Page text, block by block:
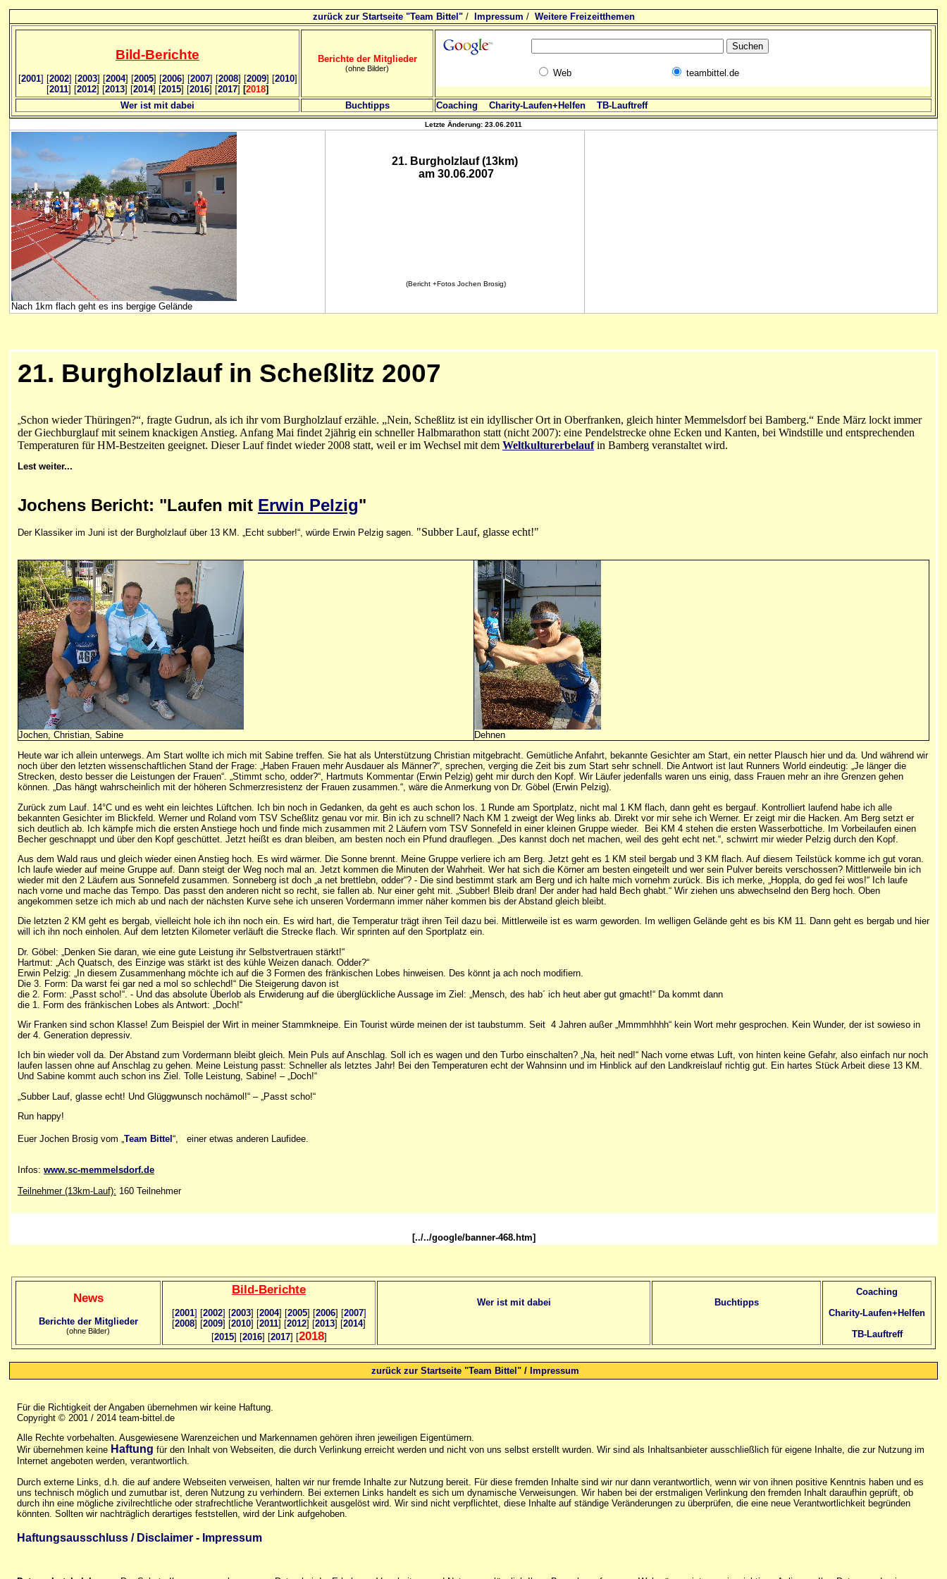
zurück zur Startseite "Team Bittel"/ Impressum / Weitere Freizeitthemen
Bild-Berichte
[2001] [2002] [2003] [2004] [2005] [2006] [2007] [2008] [2009] [2010]
[2011] [2012] [2013] [2014] [2015] [2016] [2017] [2018]
Berichte der Mitglieder
(ohne Bilder) Web teambittel.de
Wer ist mit dabei Buchtipps Coaching Charity-Laufen+Helfen TB-Lauftreff
Letzte Änderung: 23.06.2011
Nach 1km flach geht es ins bergige Gelände
21. Burgholzlauf (13km)
am 30.06.2007
(Bericht +Fotos Jochen Brosig)
21. Burgholzlauf in Scheßlitz 2007
Schon wieder Thüringen?“, fragte Gudrun, als ich ihr vom Burgholzlauf erzähle. „Nein, Scheßlitz ist ein idyllischer Ort in Oberfranken, gleich hinter Memmelsdorf bei Bamberg.“ Ende März lockt immer
der Giechburglauf mit seinem knackigen Anstieg. Anfang Mai findet 2jährig ein schneller Halbmarathon statt (nicht 2007): eine Pendelstrecke ohne Ecken und Kanten, bei Windstille und entsprechenden
Temperaturen für HM-Bestzeiten geeignet. Dieser Lauf findet wieder 2008 statt, weil er im Wechsel mit dem Weltkulturerbelaufin Bamberg veranstaltet wird.
Lest weiter...
Jochens Bericht: "Laufen mit Erwin Pelzig"
Der Klassiker im Juni ist der Burgholzlauf über 13 KM. „Echt subber!“, würde Erwin Pelzig sagen. "Subber Lauf, glasse echt!"
Jochen, Christian, Sabine
Dehnen
Heute war ich allein unterwegs. Am Start wollte ich mich mit Sabine treffen. Sie hat als Unterstützung Christian mitgebracht. Gemütliche Anfahrt, bekannte Gesichter am Start, ein netter Plausch hier und da. Und während wir
noch über den letzten wissenschaftlichen Stand der Frage: „Haben Frauen mehr Ausdauer als Männer?“, sprechen, verging die Zeit bis zum Start sehr schnell. Die Antwort ist laut Runners World eindeutig: „Je länger die
Strecken, desto besser die Leistungen der Frauen“. „Stimmt scho, odder?“, Hartmuts Kommentar (Erwin Pelzig) geht mir durch den Kopf. Wir Läufer jedenfalls waren uns einig, dass Frauen mehr an ihre Grenzen gehen
können. „Das hängt wahrscheinlich mit der höheren Schmerzresistenz der Frauen zusammen.“, wäre die Anmerkung von Dr. Göbel (Erwin Pelzig).
Zurück zum Lauf. 14°C und es weht ein leichtes Lüftchen. Ich bin noch in Gedanken, da geht es auch schon los. 1 Runde am Sportplatz, nicht mal 1 KM flach, dann geht es bergauf. Kontrolliert laufend habe ich alle
bekannten Gesichter im Blickfeld. Werner und Roland vom TSV Scheßlitz genau vor mir. Bin ich zu schnell? Nach KM 1 zweigt der Weg links ab. Direkt vor mir sehe ich Werner. Er zeigt mir die Hacken. Am Berg setzt er
sich deutlich ab. Ich kämpfe mich die ersten Anstiege hoch und finde mich zusammen mit 2 Läufern vom TSV Sonnefeld in einer kleinen Gruppe wieder. Bei KM 4 stehen die ersten Wasserbottiche. Im Vorbeilaufen einen
Becher geschnappt und über den Kopf geschüttet. Jetzt heißt es dran bleiben, am besten noch ein Pfund drauflegen. „Des kannst doch net machen, weil des geht echt net.“, schwirrt mir wieder Pelzig durch den Kopf.
Aus dem Wald raus und gleich wieder einen Anstieg hoch. Es wird wärmer. Die Sonne brennt. Meine Gruppe verliere ich am Berg. Jetzt geht es 1 KM steil bergab und 3 KM flach. Auf diesem Teilstück komme ich gut voran.
Ich laufe wieder auf meine Gruppe auf. Dann steigt der Weg noch mal an. Jetzt kommen die Minuten der Wahrheit. Wer hat sich die Körner am besten eingeteilt und wer sein Pulver bereits verschossen? Mittlerweile bin ich
wieder mit den 2 Läufern aus Sonnefeld zusammen. Sonneberg ist doch „a net brettlebn, odder“? - Die sind bestimmt stark am Berg und ich halte mich vornehm zurück. Bis ich merke, „Hoppla, do ged fei wos!“ Ich laufe
nach vorne und mache das Tempo. Das passt den anderen nicht so recht, sie fallen ab. Nur einer geht mit. „Subber! Bleib dran! Der ander had hald Bech ghabt.“ Wir ziehen uns abwechselnd den Berg hoch. Oben
angekommen setze ich mich ab und nach der nächsten Kurve sehe ich unseren Vordermann immer näher kommen bis der Abstand gleich bleibt.
Die letzten 2 KM geht es bergab, vielleicht hole ich ihn noch ein. Es wird hart, die Temperatur trägt ihren Teil dazu bei. Mittlerweile ist es warm geworden. Im welligen Gelände geht es bis KM 11. Dann geht es bergab und hier
will ich ihn noch einholen. Auf dem letzten Kilometer verläuft die Strecke flach. Wir sprinten auf den Sportplatz ein.
Dr. Göbel: „Denken Sie daran, wie eine gute Leistung ihr Selbstvertrauen stärkt!“
Hartmut: „Ach Quatsch, des Einzige was stärkt ist des kühle Weizen danach. Odder?“
Erwin Pelzig: „In diesem Zusammenhang möchte ich auf die 3 Formen des fränkischen Lobes hinweisen. Des könnt ja ach noch modifiern.
Die 3. Form: Da warst fei gar ned a mol so schlechd!“ Die Steigerung davon ist
die 2. Form: „Passt scho!“. - Und das absolute Überlob als Erwiderung auf die überglückliche Aussage im Ziel: „Mensch, des hab´ ich heut aber gut gmacht!“ Da kommt dann
die 1. Form des fränkischen Lobes als Antwort: „Doch!“
Wir Franken sind schon Klasse! Zum Beispiel der Wirt in meiner Stammkneipe. Ein Tourist würde meinen der ist taubstumm. Seit 4 Jahren außer „Mmmmhhhh“ kein Wort mehr gesprochen. Kein Wunder, der ist sowieso in
der 4. Generation depressiv.
Ich bin wieder voll da. Der Abstand zum Vordermann bleibt gleich. Mein Puls auf Anschlag. Soll ich es wagen und den Turbo einschalten? „Na, heit ned!“ Nach vorne etwas Luft, von hinten keine Gefahr, also einfach nur noch
laufen lassen ohne auf Anschlag zu gehen. Meine Leistung passt: Schneller als letztes Jahr! Bei den Temperaturen echt der Wahnsinn und im Hinblick auf den Landkreislauf richtig gut. Ein hartes Stück Arbeit diese 13 KM.
Und Sabine kommt auch schon ins Ziel. Tolle Leistung, Sabine! – „Doch!“
„Subber Lauf, glasse echt! Und Glüggwunsch nochämol!“ – „Passt scho!“
Run happy!
Euer Jochen Brosig vom „ Team Bittel “, einer etwas anderen Laufidee.
Infos: www.sc-memmelsdorf.de
Teilnehmer (13km-Lauf): 160 Teilnehmer
[../../google/banner-468.htm]
News
Berichte der Mitglieder
(ohne Bilder)
Bild-Berichte
[2001] [2002] [2003] [2004] [2005] [2006] [2007]
[2008] [2009] [2010] [2011] [2012] [2013] [2014]
[2015] [2016] [2017] [2018]
Wer ist mit dabei Buchtipps
Coaching
Charity-Laufen+Helfen
TB-Lauftreff
zurück zur Startseite "Team Bittel"/ Impressum
Für die Richtigkeit der Angaben übernehmen wir keine Haftung.
Copyright © 2001 / 2014 team-bittel.de
Alle Rechte vorbehalten. Ausgewiesene Warenzeichen und Markennamen gehören ihren jeweiligen Eigentümern.
Wir übernehmen keine Haftung für den Inhalt von Webseiten, die durch Verlinkung erreicht werden und nicht von uns selbst erstellt wurden. Wir sind als Inhaltsanbieter ausschließlich für eigene Inhalte, die zur Nutzung im
Internet angeboten werden, verantwortlich.
Durch externe Links, d.h. die auf andere Webseiten verweisen, halten wir nur fremde Inhalte zur Nutzung bereit. Für diese fremden Inhalte sind wir nur dann verantwortlich, wenn wir von ihnen positive Kenntnis haben und es
uns technisch möglich und zumutbar ist, deren Nutzung zu verhindern. Bei externen Links handelt es sich um dynamische Verweisungen. Wir haben bei der erstmaligen Verlinkung den fremden Inhalt daraufhin geprüft, ob
durch ihn eine mögliche zivilrechtliche oder strafrechtliche Verantwortlichkeit ausgelöst wird. Wir sind nicht verpflichtet, diese Inhalte auf ständige Veränderungen zu überprüfen, die eine neue Verantwortlichkeit begründen
könnten. Sollten wir nachträglich derartiges feststellen, wird der Link aufgehoben.
Haftungsausschluss / Disclaimer - Impressum